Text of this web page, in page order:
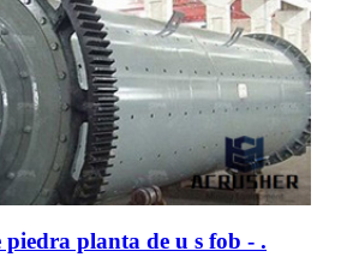
planta de u s fob - .